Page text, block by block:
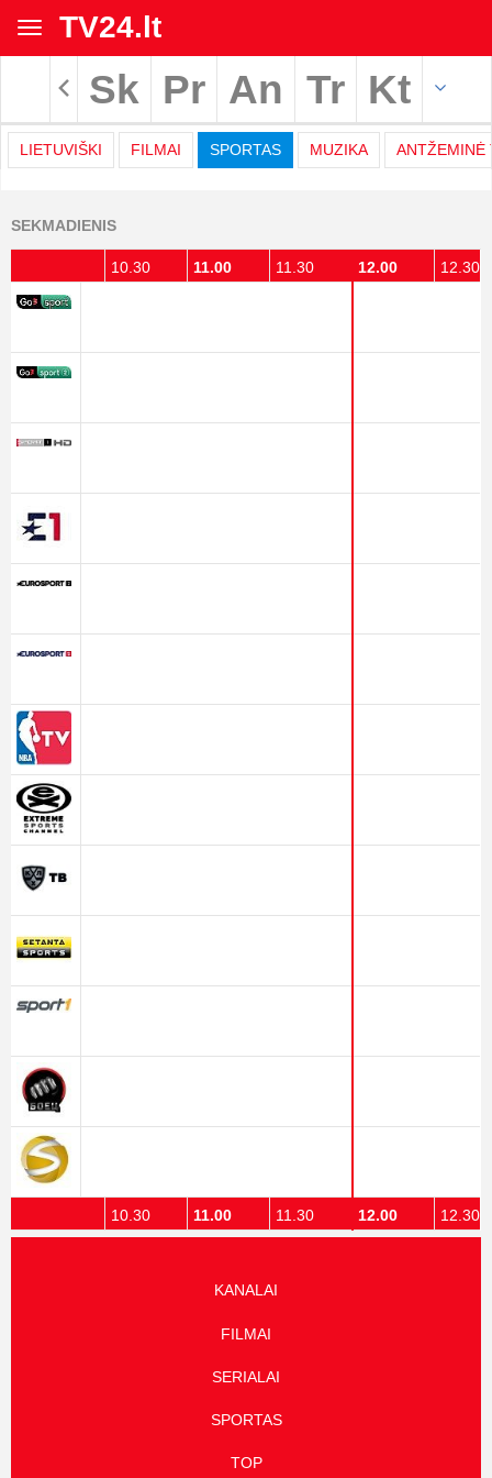
Toggle
navigation
TV24.lt
Rodyti archyvą
Sk Pr An Tr Kt
LIETUVIŠKI FILMAI SPORTAS MUZIKA ANTŽEMINĖ
TV
programa
|
TV24.LT
SEKMADIENIS
10.30 11.00 11.30 12.00 12.30
10.30 11.00 11.30 12.00 12.30
KANALAI
FILMAI
SERIALAI
SPORTAS
TOP